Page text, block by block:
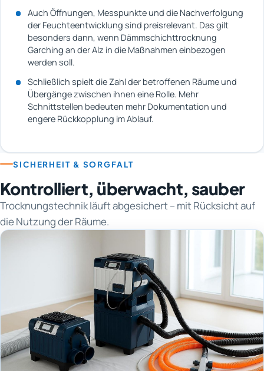
Auch Öffnungen, Messpunkte und die Nachverfolgung
der Feuchteentwicklung sind preisrelevant. Das gilt
besonders dann, wenn Dämmschichttrocknung
Garching an der Alz in die Maßnahmen einbezogen
werden soll.
Schließlich spielt die Zahl der betroffenen Räume und
Übergänge zwischen ihnen eine Rolle. Mehr
Schnittstellen bedeuten mehr Dokumentation und
engere Rückkopplung im Ablauf.
SICHERHEIT & SORGFALT
Kontrolliert, überwacht, sauber
Trocknungstechnik läuft abgesichert – mit Rücksicht auf
die Nutzung der Räume.